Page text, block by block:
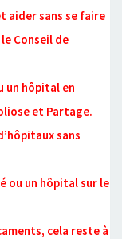
aider sans se faire
Conseil de
un hôpital en
et Partage.
sans
ou un hôpital sur le
cela reste à